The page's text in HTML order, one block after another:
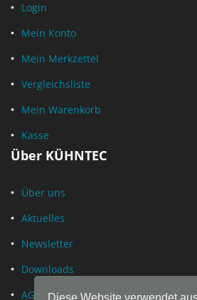
Diese Website verwendet
Login
Mein Konto
Mein Merkzettel
Vergleichsliste
Mein Warenkorb
Kasse
Über KÜHNTEC
Über uns
Aktuelles
Newsletter
Downloads
AGB